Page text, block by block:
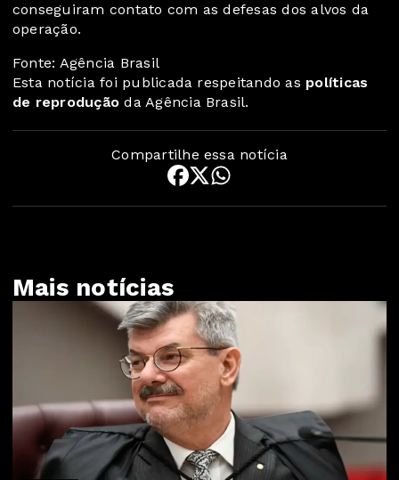
conseguiram contato com as defesas dos alvos da
operação.
Fonte: Agência Brasil
Esta notícia foi publicada respeitando as políticas
de reprodução da Agência Brasil.
Compartilhe essa notícia
Mais notícias